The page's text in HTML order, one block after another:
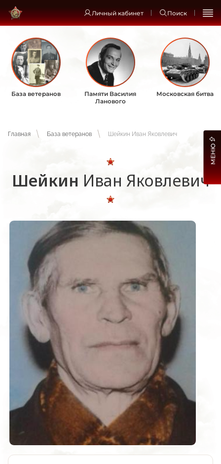
Личный кабинет Поиск
База ветеранов
Памяти Василия
Ланового
Московская битва
Главная База ветеранов Шейкин Иван Яковлевич
Шейкин Иван Яковлевич
МЕНЮ